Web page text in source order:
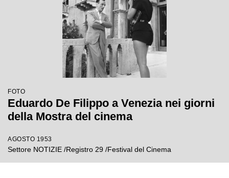
FOTO
Eduardo De Filippo a Venezia nei giorni
della Mostra del cinema
AGOSTO 1953
Settore NOTIZIE /Registro 29 /Festival del Cinema